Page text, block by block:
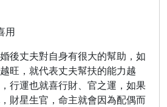
用
後丈夫對自身有很大的幫助，如
旺，就代表丈夫幫扶的能力越
行運也就喜行財、官之運，如果
財星生官，命主就會因為配偶而